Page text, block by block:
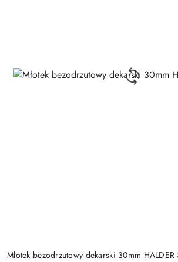
Młotek bezodrzutowy dekarski 30mm